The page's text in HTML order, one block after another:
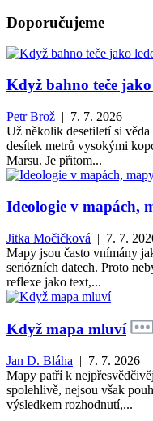
Doporučujeme
Když bahno teče jako
Petr Brož | 7. 7. 2026
Už několik desetiletí si
desítek metrů vysokými
Marsu. Je přitom...
Ideologie v mapách,
Jitka Močičková | 7. 7.
Mapy jsou často vnímány
seriózních datech. Proto
reflexe jako text,...
Když mapa mluví
Jan D. Bláha | 7. 7. 2026
Mapy patří k
spolehlivě, nejsou však
výsledkem rozhodnutí,...